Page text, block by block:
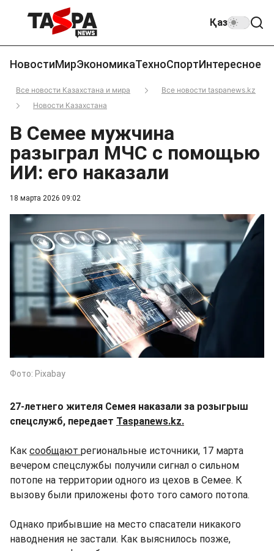
Қаз
НовостиМирЭкономикаТехноСпортИнтересное
Все новости Казахстана и мира
Все новости taspanews.kz
Новости Казахстана
18 марта 2026 09:02
В Семее мужчина
разыграл МЧС с помощью
ИИ: его наказали
Фото: Pixabay
27-летнего жителя Семея наказали за розыгрыш
спецслужб, передает Taspanews.kz.
Как сообщают региональные источники, 17 марта
вечером спецслужбы получили сигнал о сильном
потопе на территории одного из цехов в Семее. К
вызову были приложены фото того самого потопа.
Однако прибывшие на место спасатели никакого
наводнения не застали. Как выяснилось позже,